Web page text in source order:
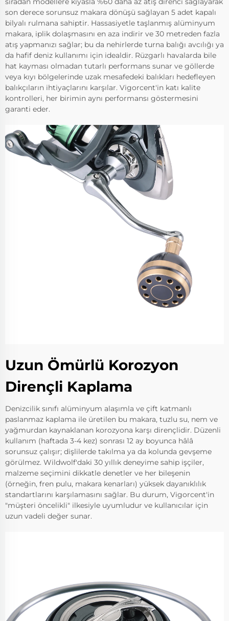
son derece sorunsuz makara dönüşü sağlayan 5 adet kapalı
bilyalı rulmana sahiptir. Hassasiyetle taşlanmış alüminyum
makara, iplik dolaşmasını en aza indirir ve 30 metreden fazla
atış yapmanızı sağlar; bu da nehirlerde turna balığı avcılığı ya
da hafif deniz kullanımı için idealdir. Rüzgarlı havalarda bile
hat kayması olmadan tutarlı performans sunar ve göllerde
veya kıyı bölgelerinde uzak mesafedeki balıkları hedefleyen
balıkçıların ihtiyaçlarını karşılar. Vigorcent'in katı kalite
kontrolleri, her birimin aynı performansı göstermesini
garanti eder.
Uzun Ömürlü Korozyon
Dirençli Kaplama
Denizcilik sınıfı alüminyum alaşımla ve çift katmanlı
paslanmaz kaplama ile üretilen bu makara, tuzlu su, nem ve
yağmurdan kaynaklanan korozyona karşı dirençlidir. Düzenli
kullanım (haftada 3-4 kez) sonrası 12 ay boyunca hâlâ
sorunsuz çalışır; dişlilerde takılma ya da kolunda gevşeme
görülmez. Wildwolf'daki 30 yıllık deneyime sahip işçiler,
malzeme seçimini dikkatle denetler ve her bileşenin
(örneğin, fren pulu, makara kenarları) yüksek dayanıklılık
standartlarını karşılamasını sağlar. Bu durum, Vigorcent'in
"müşteri öncelikli" ilkesiyle uyumludur ve kullanıcılar için
uzun vadeli değer sunar.